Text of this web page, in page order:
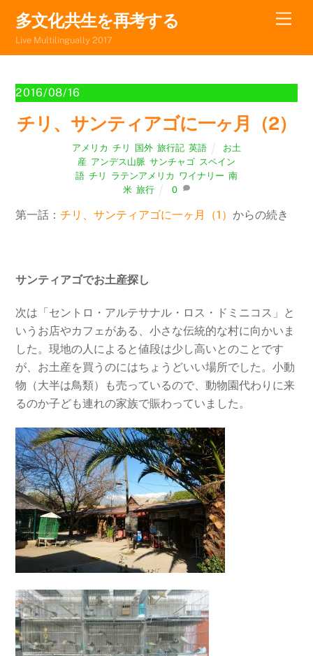
content
多文化共生を再考する
Live Multilingually 2017
2016/08/16
チリ、サンティアゴに一ヶ月（2）
アメリカ ,チリ 国外 ,旅行記 ,英語
お土
産 アンデス山脈 サンチャゴ スペイン
語 チリ ラテンアメリカ ワイナリー 南
米, 旅行 0
第一話：チリ、サンティアゴに一ヶ月（1）からの続き
サンティアゴでお土産探し
次は「セントロ・アルテサナル・ロス・ドミニコス」と
いうお店やカフェがある、小さな伝統的な村に向かいま
した。現地の人によると値段は少し高いとのことです
が、お土産を買うのにはちょうどいい場所でした。小動
物（大半は鳥類）も売っているので、動物園代わりに来
るのか子ども連れの家族で賑わっていました。